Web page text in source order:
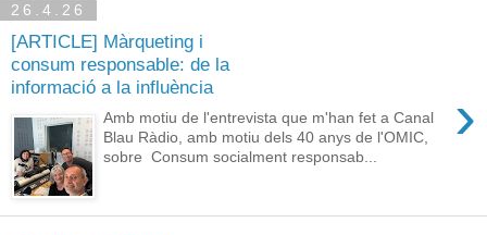
26.4.26
[ARTICLE] Màrqueting i
consum responsable: de la
informació a la influència
›
Amb motiu de l'entrevista que m'han fet a Canal
Blau Ràdio, amb motiu dels 40 anys de l'OMIC,
sobre Consum socialment responsab...